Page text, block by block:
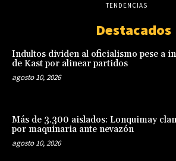
TENDENCIAS
Destacados
Indultos dividen al oficialismo pese a
de Kast por alinear partidos
agosto 10, 2026
Más de 3.300 aislados: Lonquimay
por maquinaria ante nevazón
agosto 10, 2026